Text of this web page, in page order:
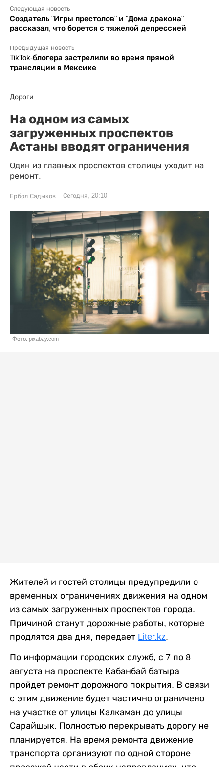
Следующая новость
Создатель "Игры престолов" и "Дома дракона"
рассказал, что борется с тяжелой депрессией
Предыдущая новость
TikTok-блогера застрелили во время прямой
трансляции в Мексике
Дороги
На одном из самых
загруженных проспектов
Астаны вводят ограничения
Один из главных проспектов столицы уходит на
ремонт.
Ербол Садыков Сегодня, 20:10
Фото: pixabay.com
Жителей и гостей столицы предупредили о
временных ограничениях движения на одном
из самых загруженных проспектов города.
Причиной станут дорожные работы, которые
продлятся два дня, передает Liter.kz.
По информации городских служб, с 7 по 8
августа на проспекте Кабанбай батыра
пройдет ремонт дорожного покрытия. В связи
с этим движение будет частично ограничено
на участке от улицы Калкаман до улицы
Сарайшык. Полностью перекрывать дорогу не
планируется. На время ремонта движение
транспорта организуют по одной стороне